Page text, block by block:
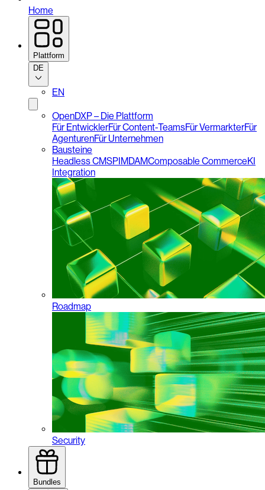
Home
Plattform
DE
EN
OpenDXP – Die Plattform
Für EntwicklerFür Content-TeamsFür VermarkterFür
AgenturenFür Unternehmen
Bausteine
Headless CMSPIMDAMComposable CommerceKI
Integration
Roadmap
Security
Bundles